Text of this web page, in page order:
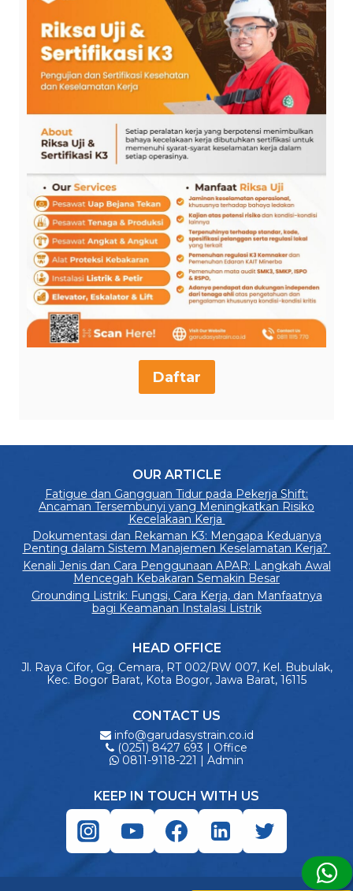
Daftar
OUR ARTICLE
Fatigue dan Gangguan Tidur pada Pekerja Shift:
Ancaman Tersembunyi yang Meningkatkan Risiko
Kecelakaan Kerja
Dokumentasi dan Rekaman K3: Mengapa Keduanya
Penting dalam Sistem Manajemen Keselamatan Kerja?
Kenali Jenis dan Cara Penggunaan APAR: Langkah Awal
Mencegah Kebakaran Semakin Besar
Grounding Listrik: Fungsi, Cara Kerja, dan Manfaatnya
bagi Keamanan Instalasi Listrik
HEAD OFFICE
Jl. Raya Cifor, Gg. Cemara, RT 002/RW 007, Kel. Bubulak,
Kec. Bogor Barat, Kota Bogor, Jawa Barat, 16115
CONTACT US
info@garudasystrain.co.id
(0251) 8427 693 | Office
0811-9118-221 | Admin
KEEP IN TOUCH WITH US